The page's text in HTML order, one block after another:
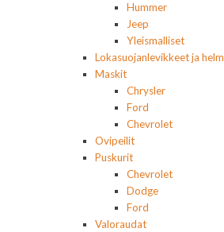
Hummer
Jeep
Yleismalliset
Lokasuojanlevikkeet ja
Maskit
Chrysler
Ford
Chevrolet
Ovipeilit
Puskurit
Chevrolet
Dodge
Ford
Valoraudat